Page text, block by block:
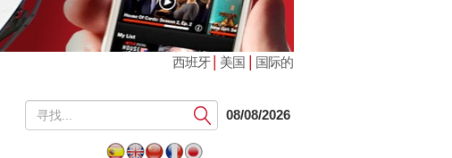
西班牙| 美国 | 国际的
提
交
08/08/2026